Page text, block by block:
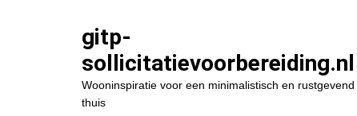
gitp-
sollicitatievoorbereiding.nl
Wooninspiratie voor een minimalistisch en rustgevend
thuis